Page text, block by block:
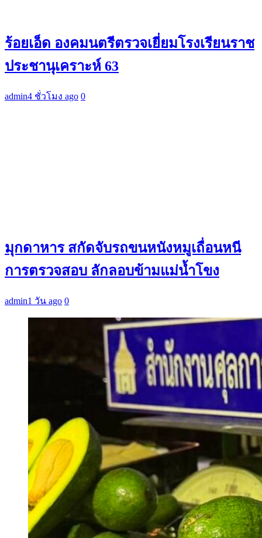
ร้อยเอ็ด องคมนตรีตรวจเยี่ยมโรงเรียนราช
ประชานุเคราะห์ 63
admin4 ชั่วโมง ago 0
มุกดาหาร สกัดจับรถขนหนังหมูเถื่อนหนี
การตรวจสอบ ลักลอบข้ามแม่น้ำโขง
admin1 วัน ago 0